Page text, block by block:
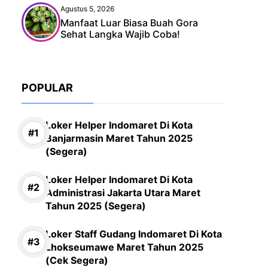
Agustus 5, 2026
Manfaat Luar Biasa Buah Gora
Sehat Langka Wajib Coba!
POPULAR
Loker Helper Indomaret Di Kota
Banjarmasin Maret Tahun 2025
(Segera)
Loker Helper Indomaret Di Kota
Administrasi Jakarta Utara Maret
Tahun 2025 (Segera)
Loker Staff Gudang Indomaret Di Kota
Lhokseumawe Maret Tahun 2025
(Cek Segera)